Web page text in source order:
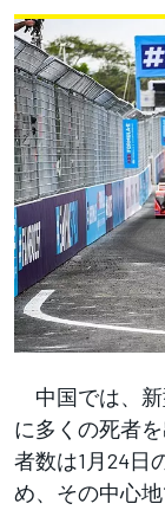
中国では、新
に多くの死者
者数は1月24日
め、その中心